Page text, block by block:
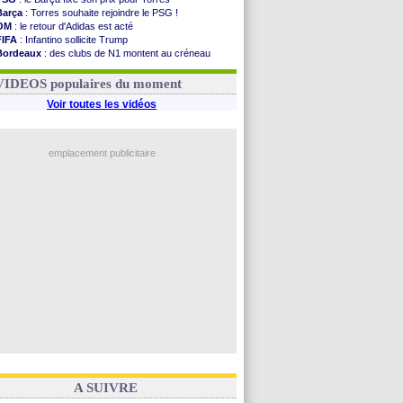
: Torres souhaite rejoindre le PSG !
: le retour d'Adidas est acté
: Infantino sollicite Trump
: des clubs de N1 montent au créneau
: le démenti de Leipzig pour Diomandé
populaires du moment
Voir toutes les vidéos
emplacement publicitaire
A SUIVRE